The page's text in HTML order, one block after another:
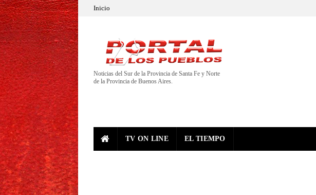
Inicio
Noticias del Sur de la Provincia de Santa Fe y Norte
de la Provincia de Buenos Aires.
TV ON LINE EL TIEMPO